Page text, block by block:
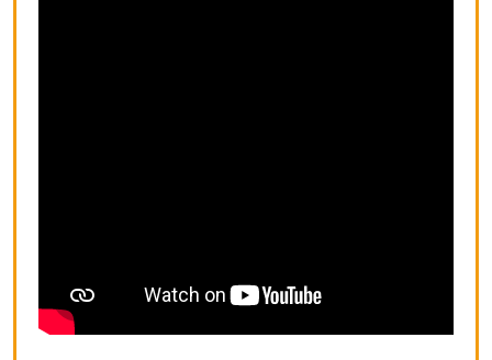
La troupe théâtrale de l'Avenir Fressinois
Les Amis du Patrimoine